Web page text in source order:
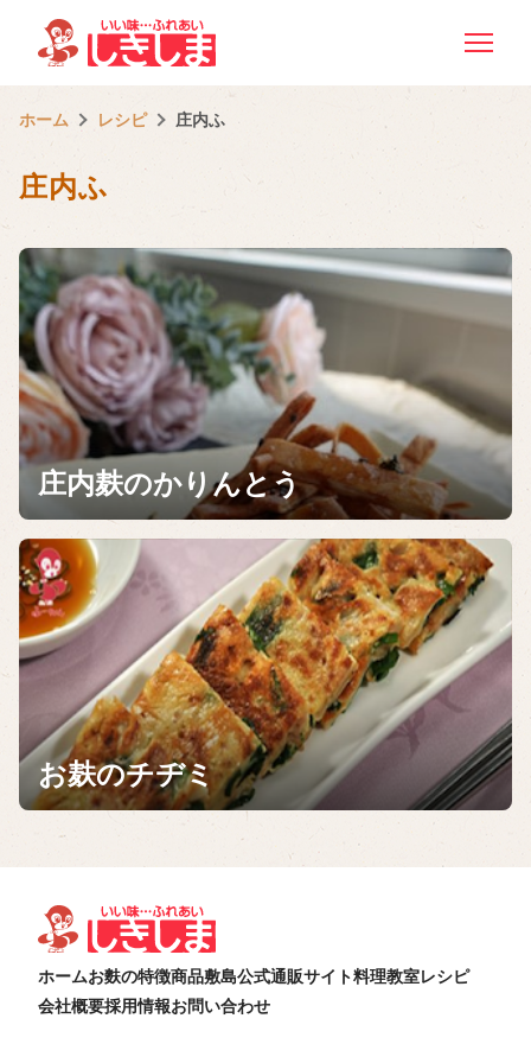
ホーム レシピ 庄内ふ
庄内ふ
庄内麸のかりんとう
お麸のチヂミ
ホームお麩の特徴商品敷島公式通販サイト料理教室レシピ
会社概要採用情報お問い合わせ